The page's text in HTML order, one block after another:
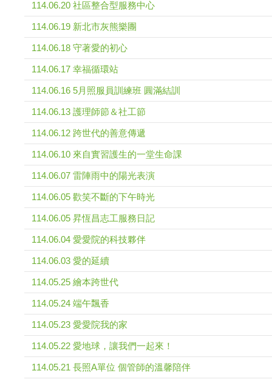
114.06.20 社區整合型服務中心
114.06.19 新北市灰熊樂團
114.06.18 守著愛的初心
114.06.17 幸福循環站
114.06.16 5月照服員訓練班 圓滿結訓
114.06.13 護理師節＆社工節
114.06.12 跨世代的善意傳遞
114.06.10 來自實習護生的一堂生命課
114.06.07 雷陣雨中的陽光表演
114.06.05 歡笑不斷的下午時光
114.06.05 昇恆昌志工服務日記
114.06.04 愛愛院的科技夥伴
114.06.03 愛的延續
114.05.25 繪本跨世代
114.05.24 端午飄香
114.05.23 愛愛院我的家
114.05.22 愛地球，讓我們一起來！
114.05.21 長照A單位 個管師的溫馨陪伴